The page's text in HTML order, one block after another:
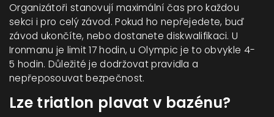
Organizátoři stanovují maximální čas pro každou
sekci i pro celý závod. Pokud ho nepřejedete, buď
závod ukončíte, nebo dostanete diskwalifikaci. U
Ironmanu je limit 17 hodin, u Olympic je to obvykle 4-
5 hodin. Důležité je dodržovat pravidla a
nepřeposouvat bezpečnost.
Lze triatlon plavat v bazénu?